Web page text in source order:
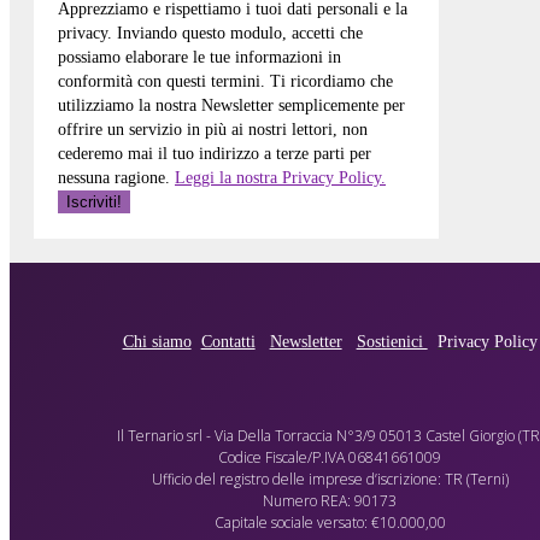
Apprezziamo e rispettiamo i tuoi dati personali e la
privacy. Inviando questo modulo, accetti che
possiamo elaborare le tue informazioni in
conformità con questi termini. Ti ricordiamo che
utilizziamo la nostra Newsletter semplicemente per
offrire un servizio in più ai nostri lettori, non
cederemo mai il tuo indirizzo a terze parti per
nessuna ragione. Leggi la nostra Privacy Policy.
Chi siamo Contatti Newsletter Sostienici Privacy Policy
Il Ternario srl - Via Della Torraccia N°3/9 05013 Castel Giorgio
Codice Fiscale/P.IVA 06841661009
Ufficio del registro delle imprese d’iscrizione: TR (Terni)
Numero REA: 90173
Capitale sociale versato: €10.000,00